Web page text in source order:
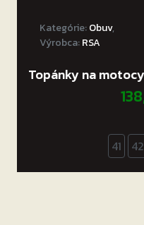
Kategórie:Obuv,
Výrobca:RSA
Topánky na
41 42